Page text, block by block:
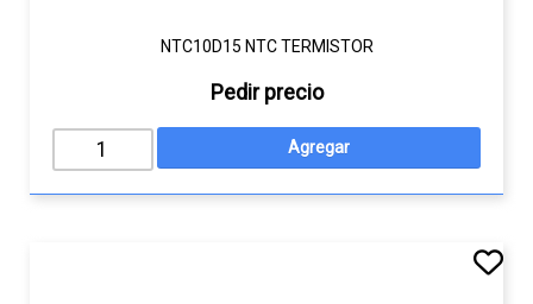
NTC10D15 NTC TERMISTOR
Pedir precio